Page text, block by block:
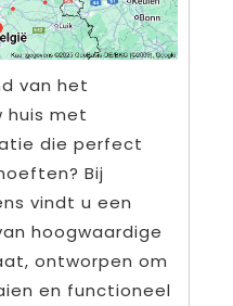
van het
huis met
die perfect
Bij
vindt u een
hoogwaardige
ontworpen om
en functioneel